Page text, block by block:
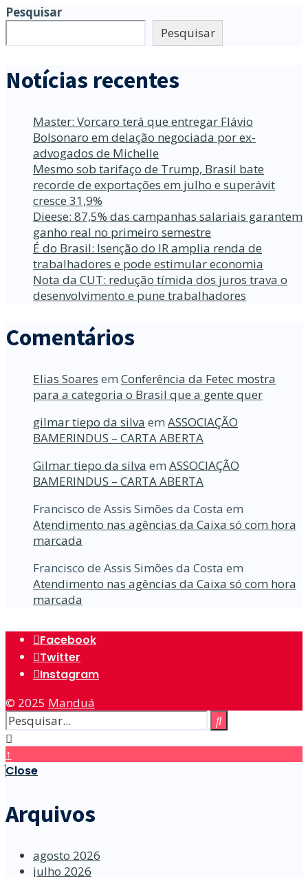
Pesquisar
Pesquisar
Notícias recentes
Master: Vorcaro terá que entregar Flávio
Bolsonaro em delação negociada por ex-
advogados de Michelle
Mesmo sob tarifaço de Trump, Brasil bate
recorde de exportações em julho e superávit
cresce 31,9%
Dieese: 87,5% das campanhas salariais garantem
ganho real no primeiro semestre
É do Brasil: Isenção do IR amplia renda de
trabalhadores e pode estimular economia
Nota da CUT: redução tímida dos juros trava o
desenvolvimento e pune trabalhadores
Comentários
Elias Soares em Conferência da Fetec mostra
para a categoria o Brasil que a gente quer
gilmar tiepo da silva em ASSOCIAÇÃO
BAMERINDUS – CARTA ABERTA
Gilmar tiepo da silva em ASSOCIAÇÃO
BAMERINDUS – CARTA ABERTA
Francisco de Assis Simões da Costa em
Atendimento nas agências da Caixa só com hora
marcada
Francisco de Assis Simões da Costa em
Atendimento nas agências da Caixa só com hora
marcada
Facebook
Twitter
Instagram
© 2025 Manduá
↑
Close
Arquivos
agosto 2026
julho 2026